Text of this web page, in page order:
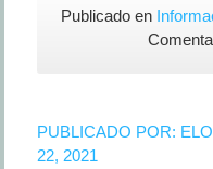
Publicado en
PUBLICADO POR:
22, 2021